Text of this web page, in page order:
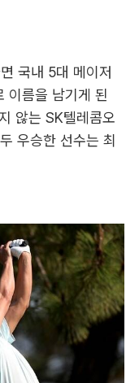
국내 5대 메이저
이름을 남기게 된
않는 SK텔레콤오
우승한 선수는 최